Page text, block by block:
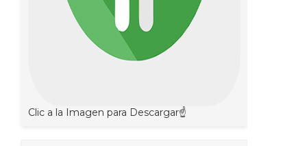
Clic a la Imagen para Descargar☝